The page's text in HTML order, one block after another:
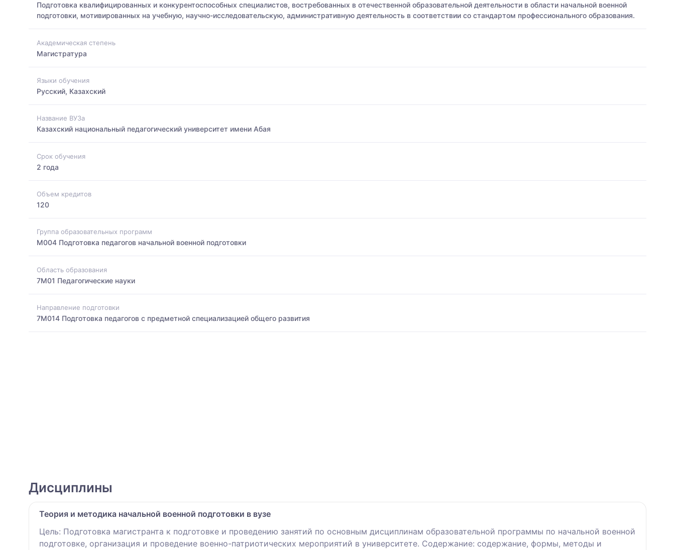
Подготовка квалифицированных и конкурентоспособных специалистов, востребованных в отечественной образовательной деятельности в области начальной военной
подготовки, мотивированных на учебную, научно-исследовательскую, административную деятельность в соответствии со стандартом профессионального образования.
Академическая степень
Магистратура
Языки обучения
Русский, Казахский
Название ВУЗа
Казахский национальный педагогический университет имени Абая
Срок обучения
2 года
Объем кредитов
120
Группа образовательных программ
M004 Подготовка педагогов начальной военной подготовки
Область образования
7M01 Педагогические науки
Направление подготовки
7M014 Подготовка педагогов с предметной специализацией общего развития
Дисциплины
Теория и методика начальной военной подготовки в вузе
Цель: Подготовка магистранта к подготовке и проведению занятий по основным дисциплинам образовательной программы по начальной военной
подготовке, организация и проведение военно-патриотических мероприятий в университете. Содержание: содержание, формы, методы и